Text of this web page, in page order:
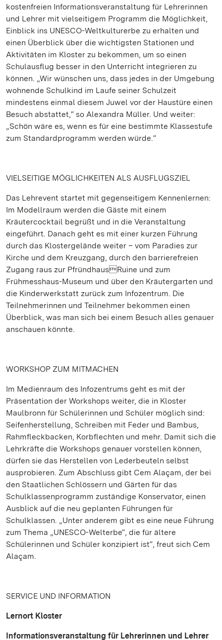
kostenfreien Informationsveranstaltung für Lehrerinnen
und Lehrer mit vielseitigem Programm die Möglichkeit,
Einblick ins UNESCO-Weltkulturerbe zu erhalten und
einen Überblick über die wichtigsten Stationen und
Aktivitäten im Kloster zu bekommen, um so einen
Schulausflug besser in den Unterricht integrieren zu
können. „Wir wünschen uns, dass jedes in der Umgebung
wohnende Schulkind im Laufe seiner Schulzeit
mindestens einmal diesem Juwel vor der Haustüre einen
Besuch abstattet,“ so Alexandra Müller. Und weiter:
„Schön wäre es, wenn es für eine bestimmte Klassestufe
zum Standardprogramm werden würde.“
VIELSEITIGE MÖGLICHKEITEN ALS AUSFLUGSZIEL
Das Lehrevent startet mit gegenseitigem Kennenlernen:
Im Modellraum werden die Gäste mit einem
Kräutercocktail begrüßt und in die Veranstaltung
eingeführt. Danach geht es mit einer kurzen Führung
durch das Klostergelände weiter – vom Paradies zur
Kirche und dem Kreuzgang, durch den barrierefreien
Zugang raus zur PfründhausRuine und zum
Frühmesshaus-Museum und über den Kräutergarten und
die Kinderwerkstatt zurück zum Infozentrum. Die
Teilnehmerinnen und Teilnehmer bekommen einen
Überblick, was man sich bei einem Besuch alles genauer
anschauen könnte.
WORKSHOP ZUM MITMACHEN
Im Medienraum des Infozentrums geht es mit der
Präsentation der Workshops weiter, die in Kloster
Maulbronn für Schülerinnen und Schüler möglich sind:
Seifenherstellung, Schreiben mit Feder und Bambus,
Rahmfleckbacken, Korbflechten und mehr. Damit sich die
Lehrkräfte die Workshops genauer vorstellen können,
dürfen sie das Herstellen von Lederbeuteln selbst
ausprobieren. Zum Abschluss gibt Cem Alaçam, der bei
den Staatlichen Schlössern und Gärten für das
Schulklassenprogramm zuständige Konservator, einen
Ausblick auf die neu geplanten Führungen für
Schulklassen. „Unter anderem gibt es eine neue Führung
zum Thema „UNESCO-Welterbe“, die für ältere
Schülerinnen und Schüler konzipiert ist“, freut sich Cem
Alaçam.
SERVICE UND INFORMATION
Lernort Kloster
Informationsveranstaltung für Lehrerinnen und Lehrer